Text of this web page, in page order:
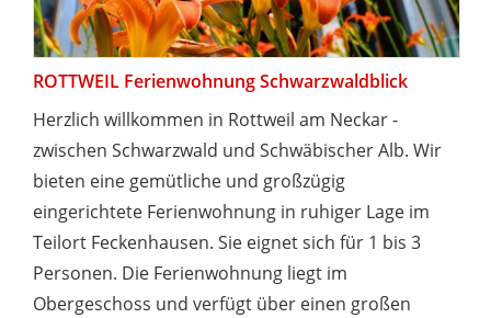
ROTTWEIL Ferienwohnung Schwarzwaldblick
Herzlich willkommen in Rottweil am Neckar -
zwischen Schwarzwald und Schwäbischer Alb. Wir
bieten eine gemütliche und großzügig
eingerichtete Ferienwohnung in ruhiger Lage im
Teilort Feckenhausen. Sie eignet sich für 1 bis 3
Personen. Die Ferienwohnung liegt im
Obergeschoss und verfügt über einen großen